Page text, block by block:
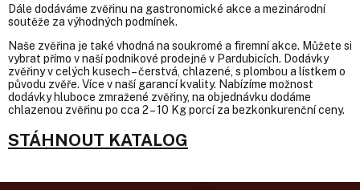
Dále dodáváme zvěřinu na gastronomické akce a mezinárodní
soutěže za výhodných podmínek.
Naše zvěřina je také vhodná na soukromé a firemní akce. Můžete si
vybrat přímo v naší podnikové prodejně v Pardubicích. Dodávky
zvěřiny v celých kusech – čerstvá, chlazené, s plombou a lístkem o
původu zvěře. Více v naší garancí kvality. Nabízíme možnost
dodávky hluboce zmražené zvěřiny, na objednávku dodáme
chlazenou zvěřinu po cca 2 – 10 Kg porcí za bezkonkurenční ceny.
STÁHNOUT KATALOG